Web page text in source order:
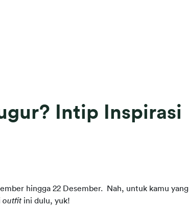
Intip Inspirasi
hingga 22 Desember.  Nah, untuk kamu yang
outfit ini dulu, yuk!